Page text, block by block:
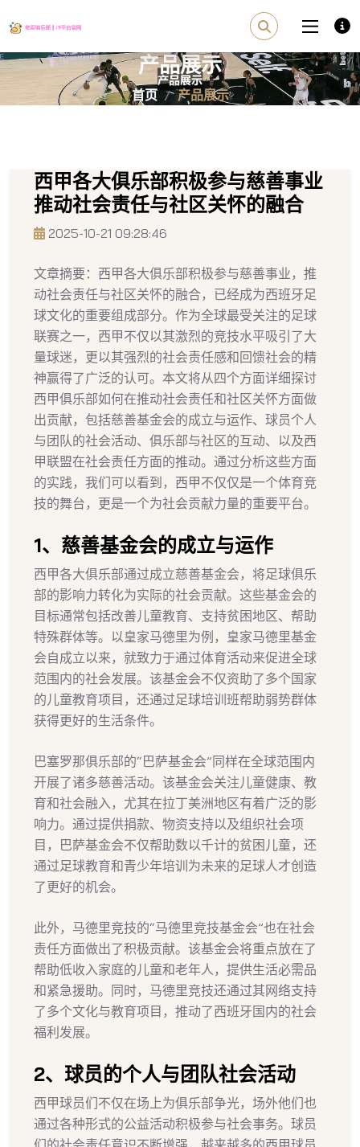
产品展示
首页 产品展示
西甲各大俱乐部积极参与慈善事业
推动社会责任与社区关怀的融合
2025-10-21 09:28:46
文章摘要：西甲各大俱乐部积极参与慈善事业，推
动社会责任与社区关怀的融合，已经成为西班牙足
球文化的重要组成部分。作为全球最受关注的足球
联赛之一，西甲不仅以其激烈的竞技水平吸引了大
量球迷，更以其强烈的社会责任感和回馈社会的精
神赢得了广泛的认可。本文将从四个方面详细探讨
西甲俱乐部如何在推动社会责任和社区关怀方面做
出贡献，包括慈善基金会的成立与运作、球员个人
与团队的社会活动、俱乐部与社区的互动、以及西
甲联盟在社会责任方面的推动。通过分析这些方面
的实践，我们可以看到，西甲不仅仅是一个体育竞
技的舞台，更是一个为社会贡献力量的重要平台。
1、慈善基金会的成立与运作
西甲各大俱乐部通过成立慈善基金会，将足球俱乐
部的影响力转化为实际的社会贡献。这些基金会的
目标通常包括改善儿童教育、支持贫困地区、帮助
特殊群体等。以皇家马德里为例，皇家马德里基金
会自成立以来，就致力于通过体育活动来促进全球
范围内的社会发展。该基金会不仅资助了多个国家
的儿童教育项目，还通过足球培训班帮助弱势群体
获得更好的生活条件。
巴塞罗那俱乐部的“巴萨基金会”同样在全球范围内
开展了诸多慈善活动。该基金会关注儿童健康、教
育和社会融入，尤其在拉丁美洲地区有着广泛的影
响力。通过提供捐款、物资支持以及组织社会项
目，巴萨基金会不仅帮助数以千计的贫困儿童，还
通过足球教育和青少年培训为未来的足球人才创造
了更好的机会。
此外，马德里竞技的“马德里竞技基金会”也在社会
责任方面做出了积极贡献。该基金会将重点放在了
帮助低收入家庭的儿童和老年人，提供生活必需品
和紧急援助。同时，马德里竞技还通过其网络支持
了多个文化与教育项目，推动了西班牙国内的社会
福利发展。
2、球员的个人与团队社会活动
西甲球员们不仅在场上为俱乐部争光，场外他们也
通过各种形式的公益活动积极参与社会事务。球员